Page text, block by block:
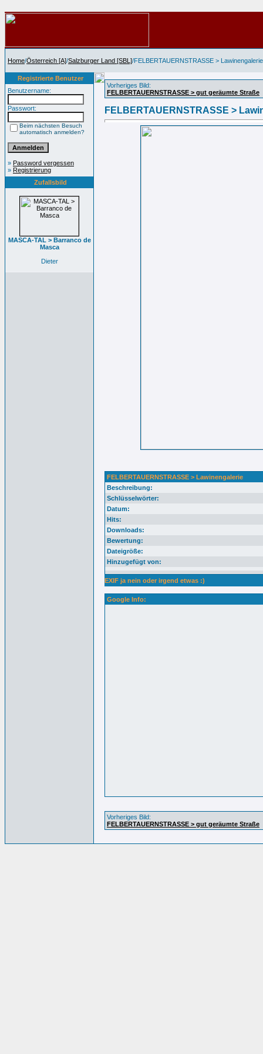
Home/Österreich [A]/Salzburger Land [SBL]/FELBERTAUERNSTRASSE > Lawinengalerie
Registrierte Benutzer
Benutzername:
Passwort:
Beim nächsten Besuch
automatisch anmelden?
» Password vergessen
» Registrierung
Zufallsbild
MASCA-TAL > Barranco de
Masca
Dieter
Vorheriges Bild:
FELBERTAUERNSTRASSE > gut geräumte Straße
FELBERTAUERNSTRASSE >
FELBERTAUERNSTRASSE > Lawinengalerie
Beschreibung:
Schlüsselwörter:
Datum:
Hits:
Downloads:
Bewertung:
Dateigröße:
Hinzugefügt von:
EXIF ja nein oder irgend etwas :)
Google Info:
Vorheriges Bild:
FELBERTAUERNSTRASSE > gut geräumte Straße